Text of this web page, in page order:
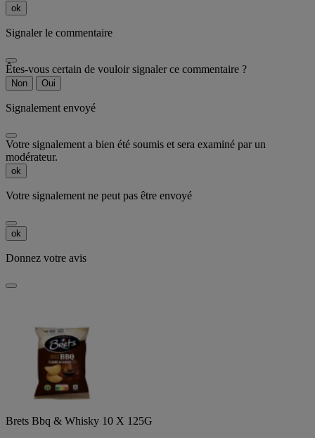
ok
Signaler le commentaire
Êtes-vous certain de vouloir signaler ce commentaire ?
Non Oui
Signalement envoyé
Votre signalement a bien été soumis et sera examiné par un
modérateur.
ok
Votre signalement ne peut pas être envoyé
ok
Donnez votre avis
Brets Bbq & Whisky 10 X 125G